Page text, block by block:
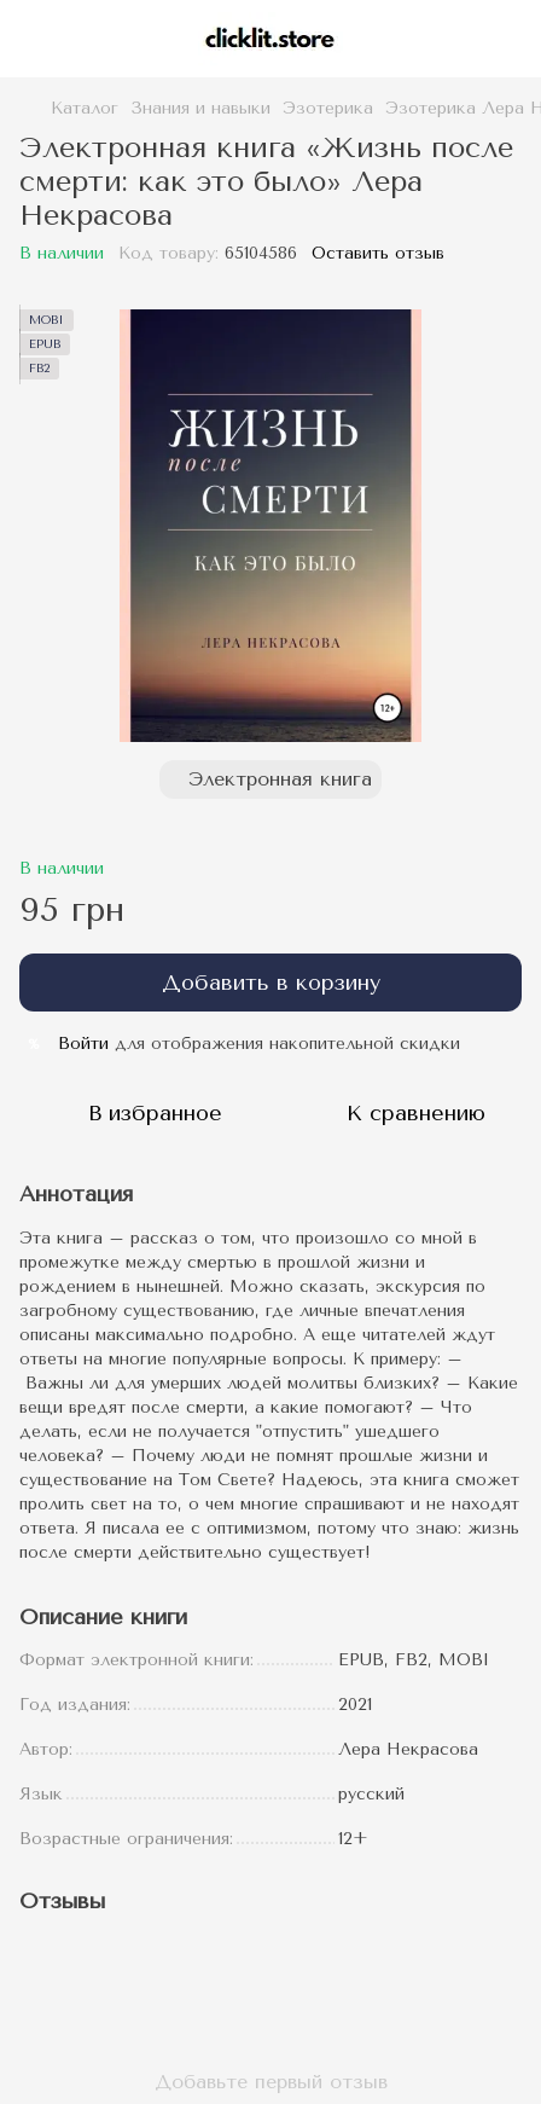
Каталог Знания и навыки Эзотерика Эзотерика Лера
Электронная книга «Жизнь после
смерти: как это было» Лера
Некрасова
В наличии Код товару: 65104586 Оставить отзыв
MOBI
EPUB
FB2
Электронная книга
В наличии
95 грн
Добавить в корзину
Войти для отображения накопительной скидки
В избранное К сравнению
Аннотация
Эта книга – рассказ о том, что произошло со мной в
промежутке между смертью в прошлой жизни и
рождением в нынешней. Можно сказать, экскурсия по
загробному существованию, где личные впечатления
описаны максимально подробно. А еще читателей ждут
ответы на многие популярные вопросы. К примеру: –
Важны ли для умерших людей молитвы близких? – Какие
вещи вредят после смерти, а какие помогают? – Что
делать, если не получается "отпустить" ушедшего
человека? – Почему люди не помнят прошлые жизни и
существование на Том Свете? Надеюсь, эта книга сможет
пролить свет на то, о чем многие спрашивают и не находят
ответа. Я писала ее с оптимизмом, потому что знаю: жизнь
после смерти действительно существует!
Описание книги
Формат электронной книги: EPUB, FB2, MOBI
Год издания: 2021
Автор: Лера Некрасова
Язык русский
Возрастные ограничения: 12+
Отзывы
Добавьте первый отзыв